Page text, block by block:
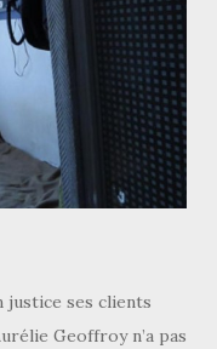
justice ses clients
Geoffroy n’a pas